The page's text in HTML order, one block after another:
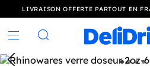
LIVRAISON OFFERTE PARTOUT EN
Rechercher